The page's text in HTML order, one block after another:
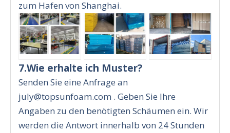
zum Hafen von Shanghai.
7.Wie erhalte ich Muster?
Senden Sie eine Anfrage an
july@topsunfoam.com . Geben Sie Ihre
Angaben zu den benötigten Schäumen ein. Wir
werden die Antwort innerhalb von 24 Stunden